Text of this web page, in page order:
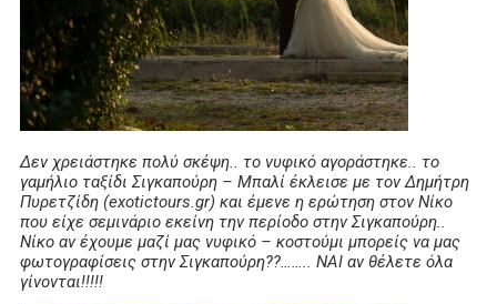
Δεν χρειάστηκε πολύ σκέψη.. το νυφικό αγοράστηκε.. το
γαμήλιο ταξίδι Σιγκαπούρη – Μπαλί έκλεισε με τον Δημήτρη
Πυρετζίδη (exotictours.gr) και έμενε η ερώτηση στον Νίκο
που είχε σεμινάριο εκείνη την περίοδο στην Σιγκαπούρη..
Νίκο αν έχουμε μαζί μας νυφικό – κοστούμι μπορείς να μας
φωτογραφίσεις στην Σιγκαπούρη??…….. ΝΑΙ αν θέλετε όλα
γίνονται!!!!!